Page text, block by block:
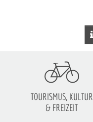
TOURISMUS, KULTUR
& FREIZEIT